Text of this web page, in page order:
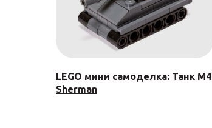
LEGO мини самоделка: Танк M4
Sherman